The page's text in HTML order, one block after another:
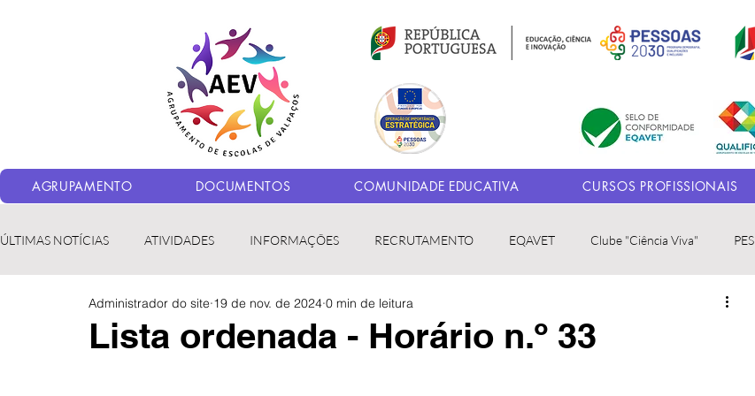
AGRUPAMENTO DOCUMENTOS COMUNIDADE EDUCATIVA CURSOS PROFISSIONAIS
ÚLTIMAS NOTÍCIAS ATIVIDADES INFORMAÇÕES RECRUTAMENTO EQAVET Clube "Ciência Viva" PES
Bibliotecas LER fora da Escola ERASMUS+ LED
Lista ordenada - Horário n.º 33
Administrador do site 19 de nov. de 2024 0 min de leitura